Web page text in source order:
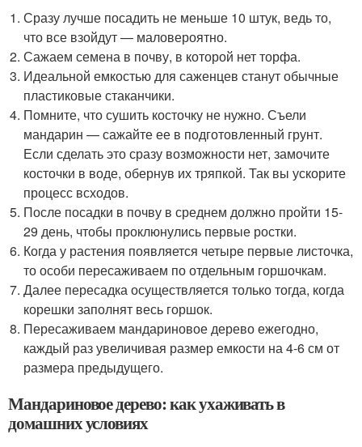
Сразу лучше посадить не меньше 10 штук, ведь то,
что все взойдут — маловероятно.
Сажаем семена в почву, в которой нет торфа.
Идеальной емкостью для саженцев станут обычные
пластиковые стаканчики.
Помните, что сушить косточку не нужно. Съели
мандарин — сажайте ее в подготовленный грунт.
Если сделать это сразу возможности нет, замочите
косточки в воде, обернув их тряпкой. Так вы ускорите
процесс всходов.
После посадки в почву в среднем должно пройти 15-
29 день, чтобы проклюнулись первые ростки.
Когда у растения появляется четыре первые листочка,
то особи пересаживаем по отдельным горшочкам.
Далее пересадка осуществляется только тогда, когда
корешки заполнят весь горшок.
Пересаживаем мандариновое дерево ежегодно,
каждый раз увеличивая размер емкости на 4-6 см от
размера предыдущего.
Мандариновое дерево: как ухаживать в
домашних условиях